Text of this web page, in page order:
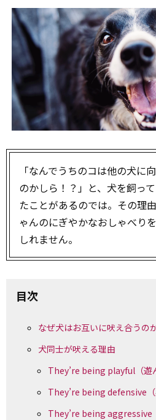
「なんでうちのコは他の犬に
のかしら！？」と、犬を飼っ
たことがあるのでは。その理
ゃんのにぎやかなおしゃべり
しれません。
目次
なぜ犬はお互いに吠え合うの
犬同士が吠える理由
They’re being playful（遊
They’re being defensive（
They’re being aggressive